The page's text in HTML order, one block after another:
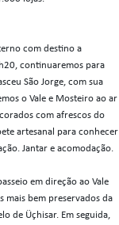
com destino a
continuaremos para
São Jorge, com sua
o Vale e Mosteiro ao ar
com afrescos do
artesanal para conhecer
Jantar e acomodação.
em direção ao Vale
mais bem preservados da
de Üçhisar. Em seguida,